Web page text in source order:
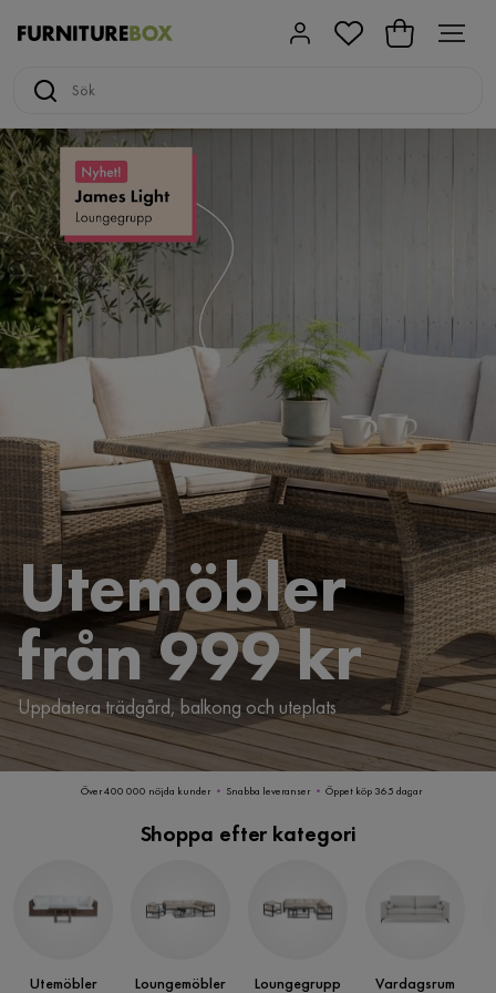
Utemöbler
från 999 kr
Uppdatera trädgård, balkong och uteplats
Över 400 000 nöjda kunder • Snabba leveranser • Öppet köp 365 dagar
Shoppa efter kategori
Utemöbler Loungemöbler Loungegrupp Vardagsrum